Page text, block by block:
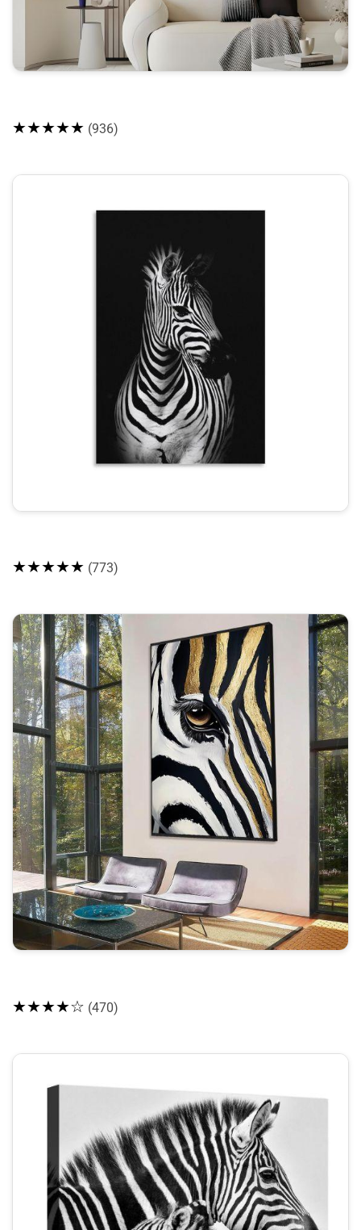
★★★★★ (936)
★★★★★ (773)
★★★★☆ (470)